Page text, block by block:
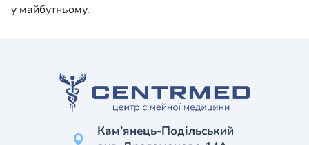
у майбутньому.
Кам’янець-Подільський